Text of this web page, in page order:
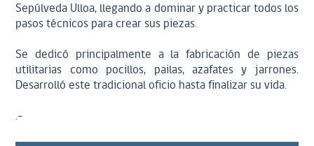
Sepúlveda Ulloa, llegando a dominar y practicar todos los
pasos técnicos para crear sus piezas.
Se dedicó principalmente a la fabricación de piezas
utilitarias como pocillos, pailas, azafates y jarrones.
Desarrolló este tradicional oficio hasta finalizar su vida.
.-